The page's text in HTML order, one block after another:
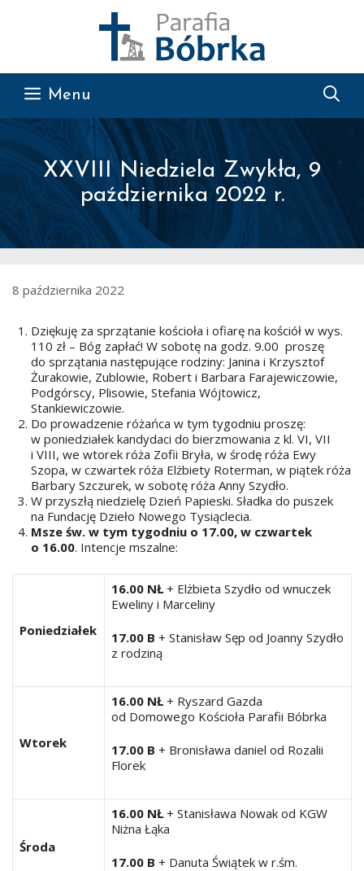
Menu
XXVIII Niedziela Zwykła, 9
października 2022 r.
8 października 2022
Dziękuję za sprzątanie kościoła i ofiarę na kościół w wys.
110 zł – Bóg zapłać! W sobotę na godz. 9.00 proszę
do sprzątania następujące rodziny: Janina i Krzysztof
Żurakowie, Zublowie, Robert i Barbara Farajewiczowie,
Podgórscy, Plisowie, Stefania Wójtowicz,
Stankiewiczowie.
Do prowadzenie różańca w tym tygodniu proszę:
w poniedziałek kandydaci do bierzmowania z kl. VI, VII
i VIII, we wtorek róża Zofii Bryła, w środę róża Ewy
Szopa, w czwartek róża Elżbiety Roterman, w piątek róża
Barbary Szczurek, w sobotę róża Anny Szydło.
W przyszłą niedzielę Dzień Papieski. Sładka do puszek
na Fundację Dzieło Nowego Tysiąclecia.
Msze św. w tym tygodniu o 17.00, w czwartek
o 16.00. Intencje mszalne:
Poniedziałek
16.00 NŁ + Elżbieta Szydło od wnuczek
Eweliny i Marceliny
17.00 B + Stanisław Sęp od Joanny Szydło
z rodziną
Wtorek
16.00 NŁ + Ryszard Gazda
od Domowego Kościoła Parafii Bóbrka
17.00 B + Bronisława daniel od Rozalii
Florek
Środa
16.00 NŁ + Stanisława Nowak od KGW
Niżna Łąka
17.00 B + Danuta Świątek w r.śm.